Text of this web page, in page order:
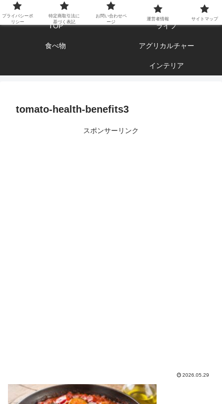
エンジョイ ブログライフ
TOP ライフ
食べ物 アグリカルチャー
インテリア
tomato-health-benefits3
スポンサーリンク
2026.05.29
プライバシーポ
リシー
特定商取引法に
基づく表記
お問い合わせペ
ージ
運営者情報 サイトマップ